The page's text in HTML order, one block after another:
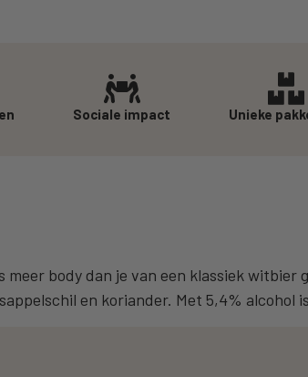
Sociale impact Unieke
body dan je van een klassiek
en koriander. Met 5,4%